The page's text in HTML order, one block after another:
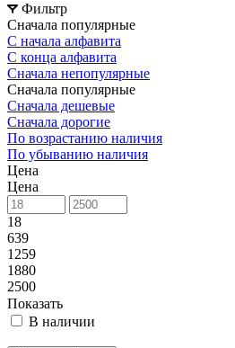
Фильтр
Сначала популярные
С начала алфавита
С конца алфавита
Сначала непопулярные
Сначала популярные
Сначала дешевые
Сначала дорогие
По возрастанию наличия
По убыванию наличия
Цена
Цена
18
639
1259
1880
2500
Показать
В наличии